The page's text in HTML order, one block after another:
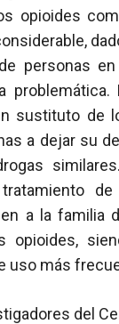
opioides
personas
problemática.
sustituto de
a dejar su
a la familia
opioides,
uso más
del